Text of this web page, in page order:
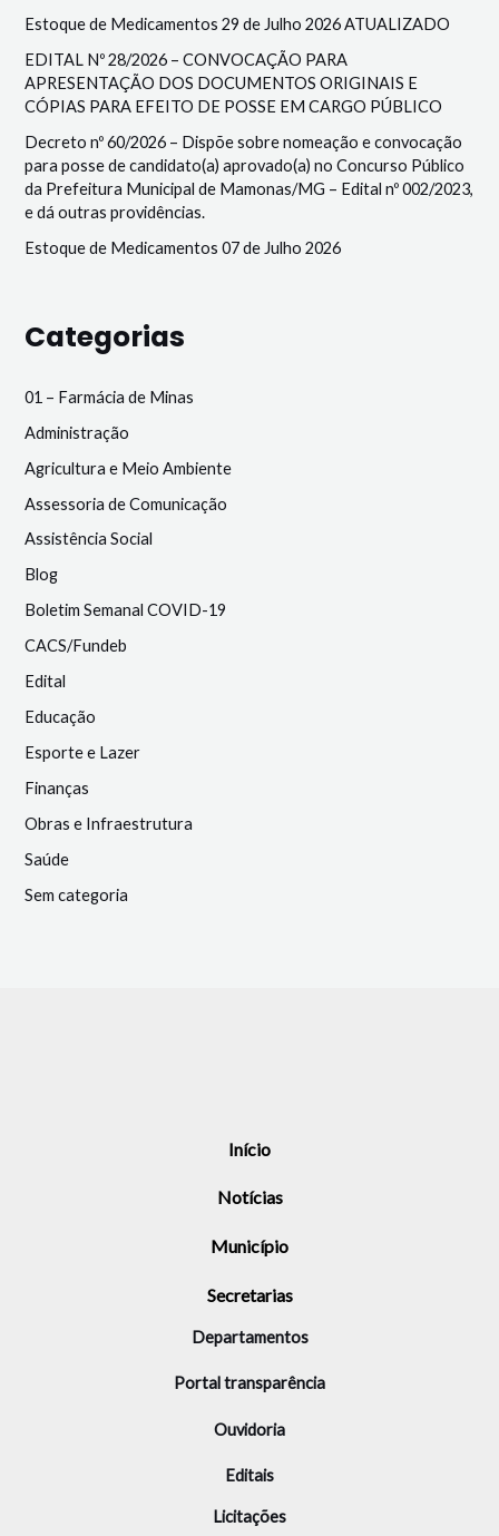
Estoque de Medicamentos 29 de Julho 2026 ATUALIZADO
EDITAL Nº 28/2026 – CONVOCAÇÃO PARA
APRESENTAÇÃO DOS DOCUMENTOS ORIGINAIS E
CÓPIAS PARA EFEITO DE POSSE EM CARGO PÚBLICO
Decreto nº 60/2026 – Dispõe sobre nomeação e convocação
para posse de candidato(a) aprovado(a) no Concurso Público
da Prefeitura Municipal de Mamonas/MG – Edital nº 002/2023,
e dá outras providências.
Estoque de Medicamentos 07 de Julho 2026
Categorias
01 – Farmácia de Minas
Administração
Agricultura e Meio Ambiente
Assessoria de Comunicação
Assistência Social
Blog
Boletim Semanal COVID-19
CACS/Fundeb
Edital
Educação
Esporte e Lazer
Finanças
Obras e Infraestrutura
Saúde
Sem categoria
Início
Notícias
Município
Secretarias
Departamentos
Portal transparência
Ouvidoria
Editais
Licitações